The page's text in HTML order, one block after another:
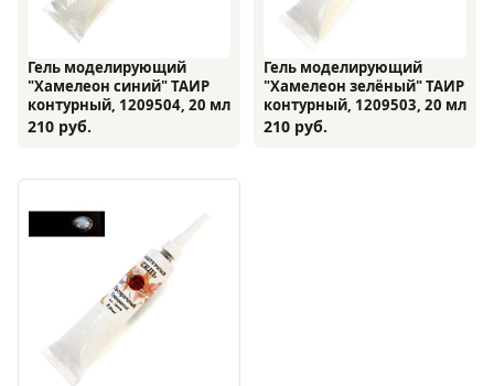
Гель моделирующий
"Хамелеон синий" ТАИР
контурный, 1209504, 20 мл
210 руб.
Гель моделирующий
"Хамелеон зелёный" ТАИР
контурный, 1209503, 20 мл
210 руб.